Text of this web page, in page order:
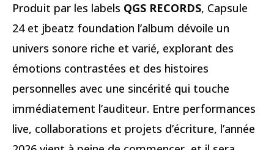
Produit par les labels QGS RECORDS, Capsule
24 et jbeatz foundation l’album dévoile un
univers sonore riche et varié, explorant des
émotions contrastées et des histoires
personnelles avec une sincérité qui touche
immédiatement l’auditeur. Entre performances
live, collaborations et projets d’écriture, l’année